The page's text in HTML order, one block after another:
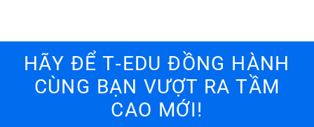
HÃY ĐỂ T‑EDU ĐỒNG HÀNH
CÙNG BẠN VƯỢT RA TẦM
CAO MỚI!